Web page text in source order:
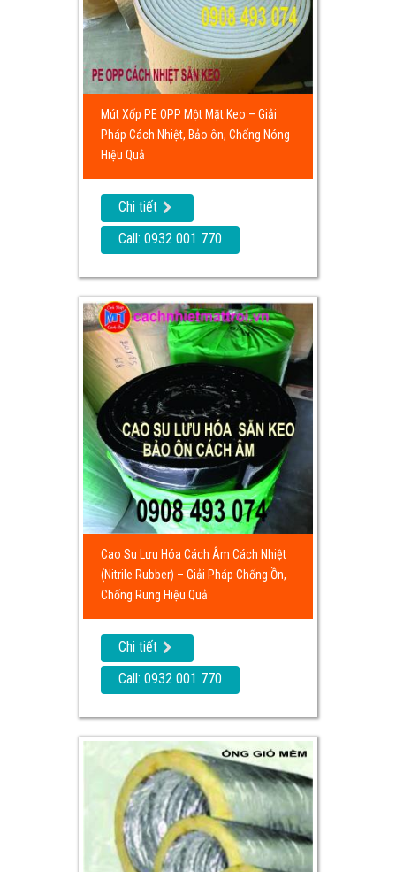
Mút Xốp PE OPP Một Mặt Keo – Giải
Pháp Cách Nhiệt, Bảo ôn, Chống Nóng
Hiệu Quả
Chi tiết
Call: 0932 001 770
Cao Su Lưu Hóa Cách Âm Cách Nhiệt
(Nitrile Rubber) – Giải Pháp Chống Ồn,
Chống Rung Hiệu Quả
Chi tiết
Call: 0932 001 770